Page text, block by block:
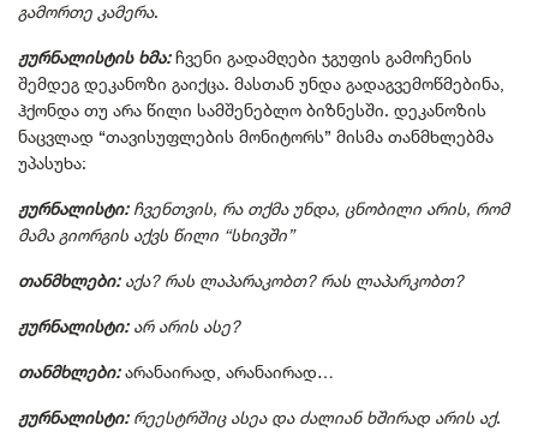
გამორთე კამერა.
ჟურნალისტის ხმა:ჩვენი გადამღები ჯგუფის გამოჩენის
შემდეგ დეკანოზი გაიქცა. მასთან უნდა გადაგვემოწმებინა,
ჰქონდა თუ არა წილი სამშენებლო ბიზნესში. დეკანოზის
ნაცვლად “თავისუფლების მონიტორს” მისმა თანმხლებმა
უპასუხა:
ჟურნალისტი: ჩვენთვის, რა თქმა უნდა, ცნობილი არის, რომ
მამა გიორგის აქვს წილი “სხივში”
თანმხლები: აქა? რას ლაპარაკობთ? რას ლაპარკობთ?
ჟურნალისტი: არ არის ასე?
თანმხლები:არანაირად, არანაირად…
ჟურნალისტი: რეესტრშიც ასეა და ძალიან ხშირად არის აქ.